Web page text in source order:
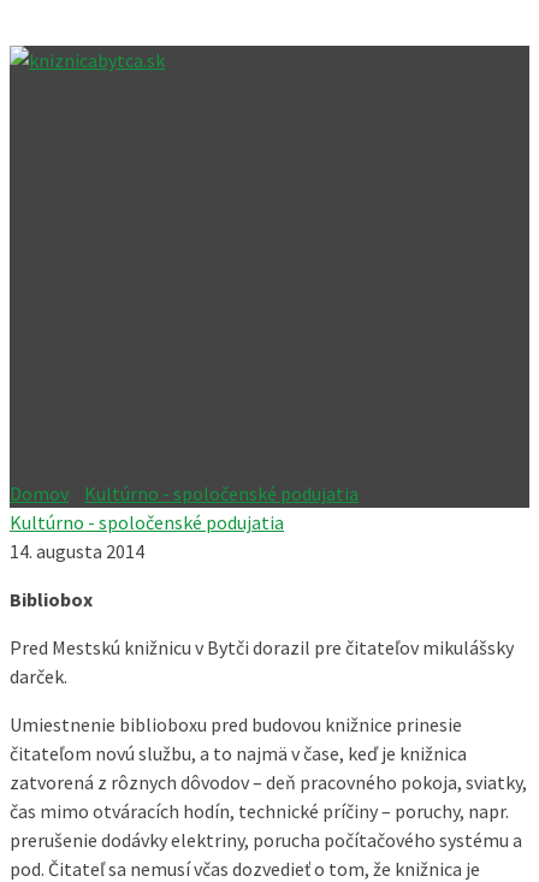
Domov Kultúrno - spoločenské podujatia
Kultúrno - spoločenské podujatia
14. augusta 2014
Bibliobox
Pred Mestskú knižnicu v Bytči dorazil pre čitateľov mikulášsky
darček.
Umiestnenie biblioboxu pred budovou knižnice prinesie
čitateľom novú službu, a to najmä v čase, keď je knižnica
zatvorená z rôznych dôvodov – deň pracovného pokoja, sviatky,
čas mimo otváracích hodín, technické príčiny – poruchy, napr.
prerušenie dodávky elektriny, porucha počítačového systému a
pod. Čitateľ sa nemusí včas dozvedieť o tom, že knižnica je